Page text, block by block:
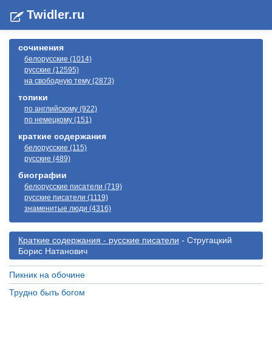
Twidler.ru
сочинения
белорусские (1014)
русские (12595)
на свободную тему (2873)
топики
по английскому (922)
по немецкому (151)
краткие содержания
белорусские (115)
русские (489)
биографии
белорусские писатели (719)
русские писатели (1119)
знаменитые люди (4316)
Краткие содержания - русские писатели - Стругацкий
Борис Натанович
Пикник на обочине
Трудно быть богом